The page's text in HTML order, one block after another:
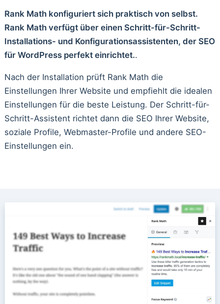
Rank Math konfiguriert sich praktisch von selbst.
Rank Math verfügt über einen Schritt-für-Schritt-
Installations- und Konfigurationsassistenten, der SEO
für WordPress perfekt einrichtet..
Nach der Installation prüft Rank Math die
Einstellungen Ihrer Website und empfiehlt die idealen
Einstellungen für die beste Leistung. Der Schritt-für-
Schritt-Assistent richtet dann die SEO Ihrer Website,
soziale Profile, Webmaster-Profile und andere SEO-
Einstellungen ein.